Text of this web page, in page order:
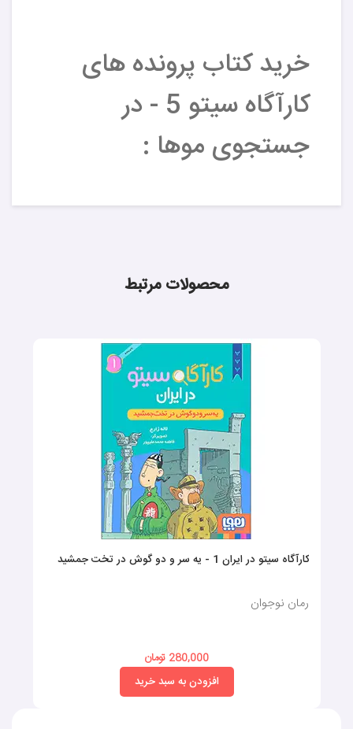
خرید کتاب پرونده های
کارآگاه سیتو 5 - در
جستجوی موها :
محصولات مرتبط
کارآگاه سیتو در ایران 1 - یه سر و دو گوش در تخت جمشید
رمان نوجوان
280,000 تومان
افزودن به سبد خرید